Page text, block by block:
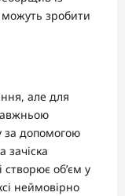
можуть зробити
але для
за допомогою
зачіска
створює об’єм у
неймовірно